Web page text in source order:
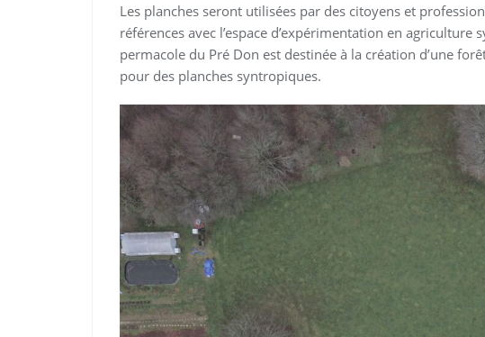
Les planches seront utilisées par des citoyens et
références avec l’espace d’expérimentation en
permacole du Pré Don est destinée à la création d’une
pour des planches syntropiques.